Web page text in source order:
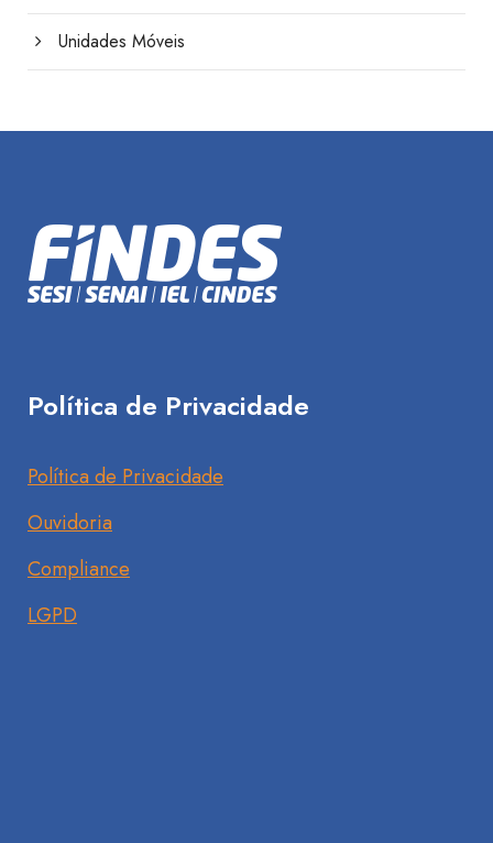
Unidades Móveis
Política de Privacidade
Política de Privacidade
Ouvidoria
Compliance
LGPD